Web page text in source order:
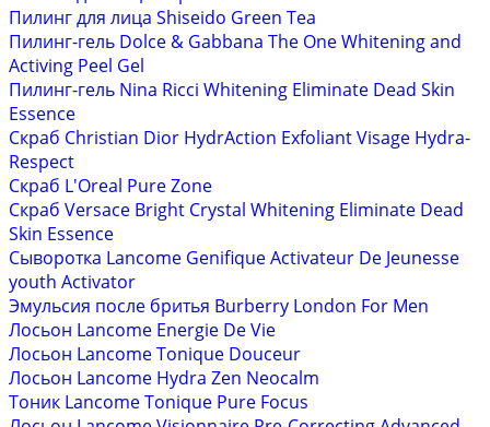
Пилинг для лица Shiseido Green Tea
Пилинг-гель Dolce & Gabbana The One Whitening and
Activing Peel Gel
Пилинг-гель Nina Ricci Whitening Eliminate Dead Skin
Essence
Скраб Christian Dior HydrAction Exfoliant Visage Hydra-
Respect
Скраб L'Oreal Pure Zone
Скраб Versace Bright Crystal Whitening Eliminate Dead
Skin Essence
Сыворотка Lancome Genifique Activateur De Jeunesse
youth Activator
Эмульсия после бритья Burberry London For Men
Лосьон Lancome Energie De Vie
Лосьон Lancome Tonique Douceur
Лосьон Lancome Hydra Zen Neocalm
Тоник Lancome Tonique Pure Focus